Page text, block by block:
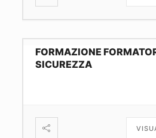
FORMAZIONE
SICUREZZA